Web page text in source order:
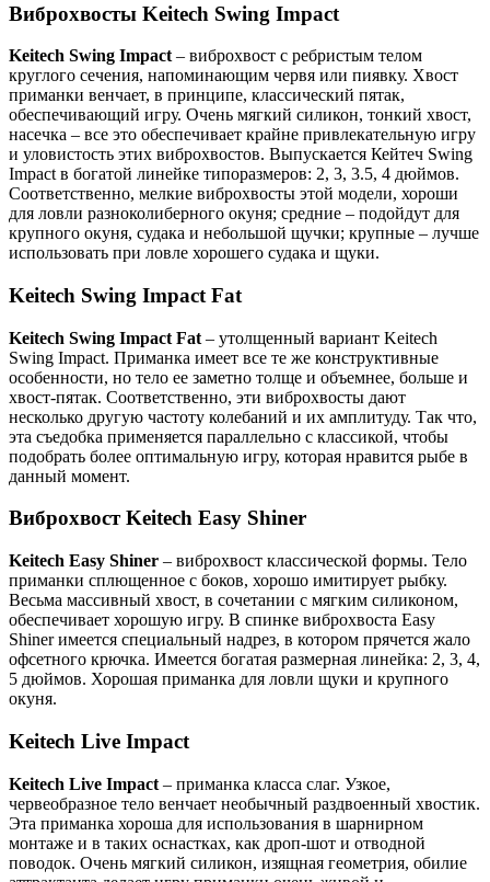
Виброхвосты Keitech Swing Impact
Keitech Swing Impact – виброхвост с ребристым телом
круглого сечения, напоминающим червя или пиявку. Хвост
приманки венчает, в принципе, классический пятак,
обеспечивающий игру. Очень мягкий силикон, тонкий хвост,
насечка – все это обеспечивает крайне привлекательную игру
и уловистость этих виброхвостов. Выпускается Кейтеч Swing
Impact в богатой линейке типоразмеров: 2, 3, 3.5, 4 дюймов.
Соответственно, мелкие виброхвосты этой модели, хороши
для ловли разноколиберного окуня; средние – подойдут для
крупного окуня, судака и небольшой щучки; крупные – лучше
использовать при ловле хорошего судака и щуки.
Keitech Swing Impact Fat
Keitech Swing Impact Fat – утолщенный вариант Keitech
Swing Impact. Приманка имеет все те же конструктивные
особенности, но тело ее заметно толще и объемнее, больше и
хвост-пятак. Соответственно, эти виброхвосты дают
несколько другую частоту колебаний и их амплитуду. Так что,
эта съедобка применяется параллельно с классикой, чтобы
подобрать более оптимальную игру, которая нравится рыбе в
данный момент.
Виброхвост Keitech Easy Shiner
Keitech Easy Shiner – виброхвост классической формы. Тело
приманки сплющенное с боков, хорошо имитирует рыбку.
Весьма массивный хвост, в сочетании с мягким силиконом,
обеспечивает хорошую игру. В спинке виброхвоста Easy
Shiner имеется специальный надрез, в котором прячется жало
офсетного крючка. Имеется богатая размерная линейка: 2, 3, 4,
5 дюймов. Хорошая приманка для ловли щуки и крупного
окуня.
Keitech Live Impact
Keitech Live Impact – приманка класса слаг. Узкое,
червеобразное тело венчает необычный раздвоенный хвостик.
Эта приманка хороша для использования в шарнирном
монтаже и в таких оснастках, как дроп-шот и отводной
поводок. Очень мягкий силикон, изящная геометрия, обилие